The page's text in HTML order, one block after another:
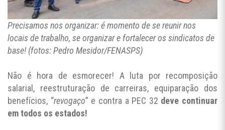
Precisamos nos organizar: é momento de se reunir nos
locais de trabalho, se organizar e fortalecer os sindicatos de
base! (fotos: Pedro Mesidor/FENASPS)
Não é hora de esmorecer! A luta por recomposição
salarial, reestruturação de carreiras, equiparação dos
benefícios, “revogaço” e contra a PEC 32 deve continuar
em todos os estados!